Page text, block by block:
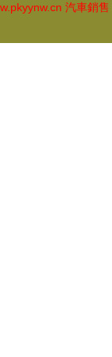
汽車銷售